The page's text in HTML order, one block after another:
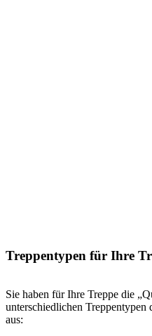
Treppentypen für Ihre
Sie haben für Ihre Treppe die
unterschiedlichen Treppentypen
aus: